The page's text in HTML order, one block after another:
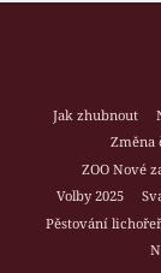
Jak zhubnout
Změna
ZOO Nové
Volby 2025
Pěstování